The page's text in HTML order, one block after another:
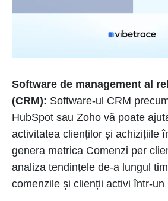
Software de management al
(CRM): Software-ul CRM
HubSpot sau Zoho vă poate
activitatea clienților și achizițiile
genera metrica Comenzi per
analiza tendințele de-a lungul
comenzile și clienții activi într-un